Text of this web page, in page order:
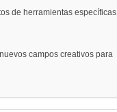
de herramientas específicas
campos creativos para